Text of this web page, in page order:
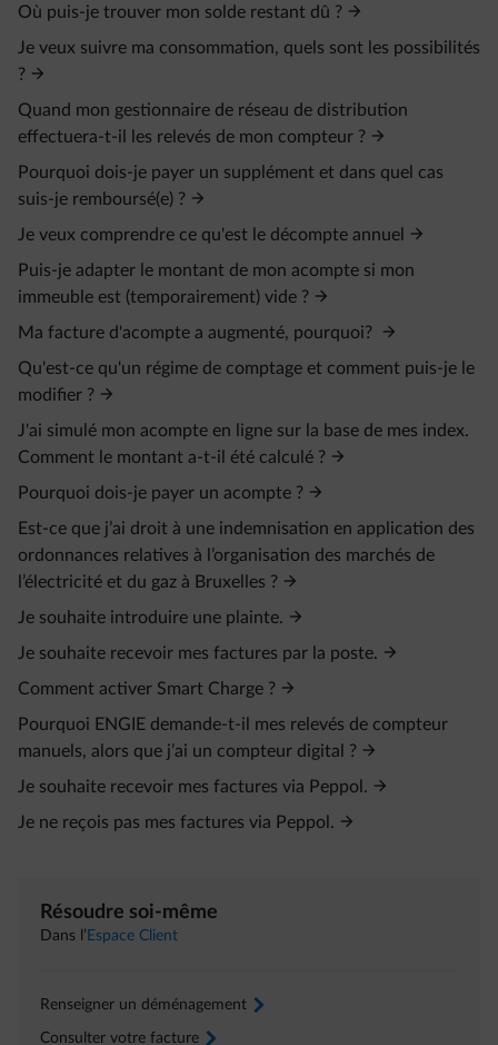
Où puis-je trouver mon solde restant dû ?
Je veux suivre ma consommation, quels sont les possibilités
?
Quand mon gestionnaire de réseau de distribution
effectuera-t-il les relevés de mon compteur ?
Pourquoi dois-je payer un supplément et dans quel cas
suis-je remboursé(e) ?
Je veux comprendre ce qu'est le décompte annuel
Puis-je adapter le montant de mon acompte si mon
immeuble est (temporairement) vide ?
Ma facture d'acompte a augmenté, pourquoi?
Qu'est-ce qu'un régime de comptage et comment puis-je le
modifier ?
J'ai simulé mon acompte en ligne sur la base de mes index.
Comment le montant a-t-il été calculé ?
Pourquoi dois-je payer un acompte ?
Est-ce que j’ai droit à une indemnisation en application des
ordonnances relatives à l’organisation des marchés de
l’électricité et du gaz à Bruxelles ?
Je souhaite introduire une plainte.
Je souhaite recevoir mes factures par la poste.
Comment activer Smart Charge ?
Pourquoi ENGIE demande-t-il mes relevés de compteur
manuels, alors que j’ai un compteur digital ?
Je souhaite recevoir mes factures via Peppol.
Je ne reçois pas mes factures via Peppol.
Résoudre soi-même
Dans l’ Espace Client
Renseigner un déménagement arrow-right
Consulter votre facture arrow-right